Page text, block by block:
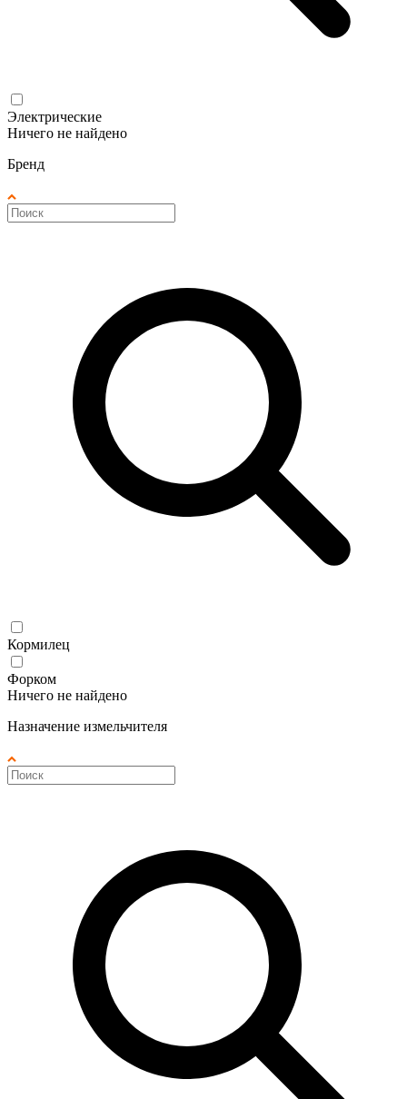
Электрические
Ничего не найдено
Бренд
Кормилец
Форком
Ничего не найдено
Назначение измельчителя